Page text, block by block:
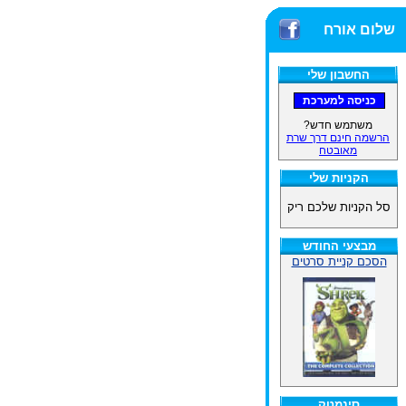
שלום אורח
החשבון שלי
משתמש חדש?
הרשמה חינם דרך שרת
מאובטח
הקניות שלי
סל הקניות שלכם ריק
מבצעי החודש
הסכם קניית סרטים